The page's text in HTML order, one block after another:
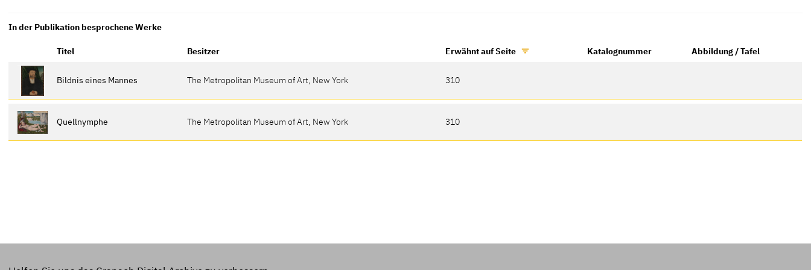
In der Publikation besprochene Werke
Titel Besitzer Erwähnt auf Seite Katalognummer Abbildung / Tafel
Bildnis eines Mannes The Metropolitan Museum of Art, New York 310
Quellnymphe The Metropolitan Museum of Art, New York 310